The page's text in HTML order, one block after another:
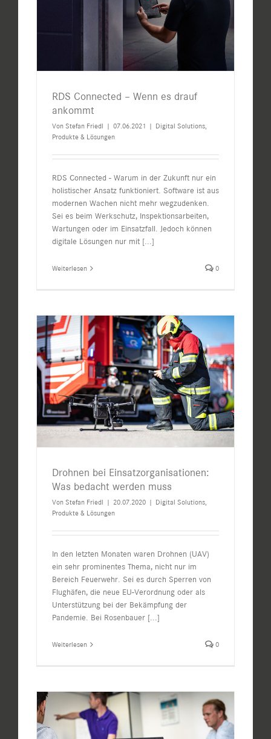
RDS Connected – Wenn es drauf
ankommt
Von Stefan Friedl | 07.06.2021 | Digital Solutions,
Produkte & Lösungen
RDS Connected - Warum in der Zukunft nur ein
holistischer Ansatz funktioniert. Software ist aus
modernen Wachen nicht mehr wegzudenken.
Sei es beim Werkschutz, Inspektionsarbeiten,
Wartungen oder im Einsatzfall. Jedoch können
digitale Lösungen nur mit [...]
Weiterlesen 0
Drohnen bei Einsatzorganisationen:
Was bedacht werden muss
Von Stefan Friedl | 20.07.2020 | Digital Solutions,
Produkte & Lösungen
In den letzten Monaten waren Drohnen (UAV)
ein sehr prominentes Thema, nicht nur im
Bereich Feuerwehr. Sei es durch Sperren von
Flughäfen, die neue EU-Verordnung oder als
Unterstützung bei der Bekämpfung der
Pandemie. Bei Rosenbauer [...]
Weiterlesen 0